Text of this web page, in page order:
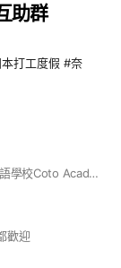
助群
打工度假 #奈
⭐️以繁體中文為主⭐️ 💕日本東京/橫濱日本語學校Coto Academy 協助「日語課程」和Coto School Finder「留學簽證」辦理 🈲拒絕廣告貼文 🈲拒絕酸民、網路霸凌 🙇‍♀️懇請大家禮貌性的發言、尊重他人等於尊重自己 🔔不歡迎代購詢問等相關打工資訊 ⭐️限赴日留學、打工渡假⭐️ 😊謝謝大家加入大家庭 #日本留學 #日本語文學校 #CotoAcademy #CotoSchoolFinder #台日友好 #東京 #20240501創立
歡迎